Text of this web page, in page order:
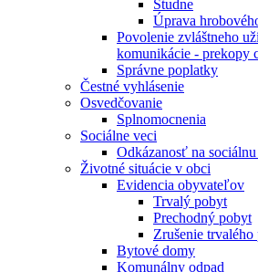
Studne
Úprava
Povolenie zvláštneho
komunikácie - prekopy
Správne poplatky
Čestné vyhlásenie
Osvedčovanie
Splnomocnenia
Sociálne veci
Odkázanosť na
Životné situácie v obci
Evidencia obyvateľov
Trvalý pobyt
Prechodný pobyt
Zrušenie trvalého
Bytové domy
Komunálny odpad